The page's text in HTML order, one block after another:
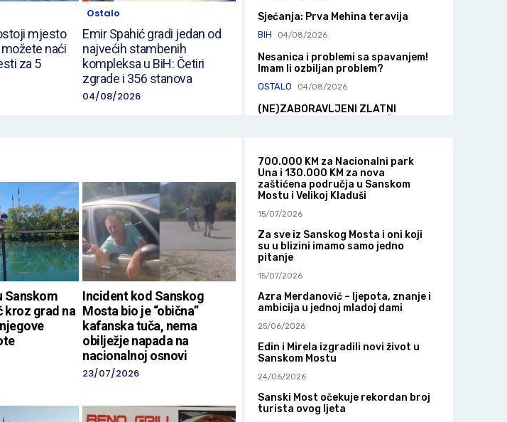
mjesto
naći
za 5
Ostalo
Emir Spahić gradi jedan od
najvećih stambenih
kompleksa u BiH: Četiri
zgrade i 356 stanova
04/08/2026
Sjećanja: Prva Mehina teravija
BIH 04/08/2026
Nesanica i problemi sa spavanjem!
Imam li ozbiljan problem?
OSTALO 04/08/2026
(NE)ZABORAVLJENI ZLATNI
Wi-Fi vam je odjednom sporiji: Ove
greške s ruterom najčešće su krive
ZANIMLJIVOSTI 04/08/2026
Sanskom
kroz grad na
Incident kod Sanskog
Mosta bio je “obična”
kafanska tuča, nema
obilježje napada na
nacionalnoj osnovi
23/07/2026
700.000 KM za Nacionalni park
Una i 130.000 KM za nova
zaštićena područja u Sanskom
Mostu i Velikoj Kladuši
15/07/2026
Za sve iz Sanskog Mosta i oni koji
su u blizini imamo samo jedno
pitanje
15/07/2026
Azra Merdanović – ljepota, znanje i
ambicija u jednoj mladoj dami
25/06/2026
Edin i Mirela izgradili novi život u
Sanskom Mostu
24/06/2026
Sanski Most očekuje rekordan broj
turista ovog ljeta